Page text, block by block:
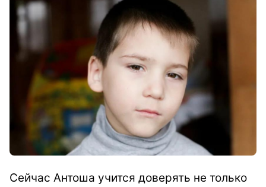
Сейчас Антоша учится доверять не только